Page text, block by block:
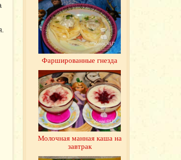
Фаршированные гнезда
Молочная манная каша на
завтрак